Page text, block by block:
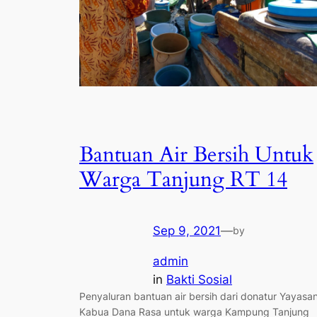
Bantuan Air Bersih Untuk
Warga Tanjung RT 14
Sep 9, 2021—by
admin
in Bakti Sosial
Penyaluran bantuan air bersih dari donatur
Kabua Dana Rasa untuk warga Kampung Tanjung